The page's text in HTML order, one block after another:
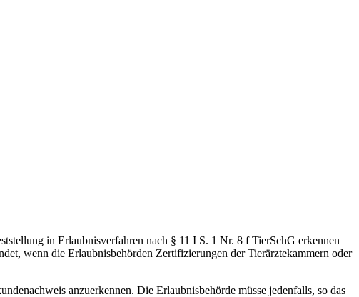
in Erlaubnisverfahren nach § 11 I S. 1 Nr. 8 f TierSchG erkennen
wenn die Erlaubnisbehörden Zertifizierungen der Tierärztekammern oder
anzuerkennen. Die Erlaubnisbehörde müsse jedenfalls, so das